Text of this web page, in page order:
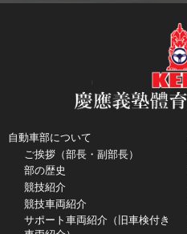
自動車部について
ご挨拶（部長・副部長）
部の歴史
競技紹介
競技車両紹介
サポート車両紹介（旧車検付き